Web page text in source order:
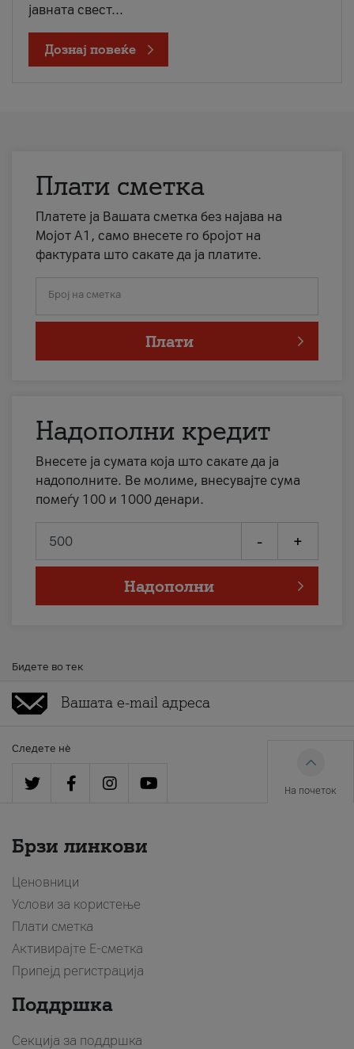
јавната свест...
Дознај повеќе
Плати сметка
Платете ја Вашата сметка без најава на
Мојот А1, само внесете го бројот на
фактурата што сакате да ја платите.
Број на сметка
Плати
Надополни кредит
Внесете ја сумата која што сакате да ја
надополните. Ве молиме, внесувајте сума
помеѓу 100 и 1000 денари.
- +
Надополни
Бидете во тек
Следете нè
На почеток
Брзи линкови
Ценовници
Услови за користење
Плати сметка
Активирајте Е-сметка
Припејд регистрација
Поддршка
Секција за поддршка